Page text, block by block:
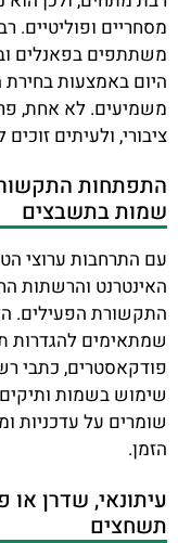
מסחריים ופוליטיים.
משתתפים בפאנלים
היום באמצעות בחירת
משמיעים. לא אחת,
ציבורי, ולעיתים
התפתחות
שמות בתשבצים
עם התרחבות ערוצי
האינטרנט והרשתות
התקשורת הפעילים.
שמתאימים להגדרות
פודקאסטרים, כתבי
שימוש בשמות
שומרים על עדכניות
הזמן.
עיתונאי, שדרן
תשחצים